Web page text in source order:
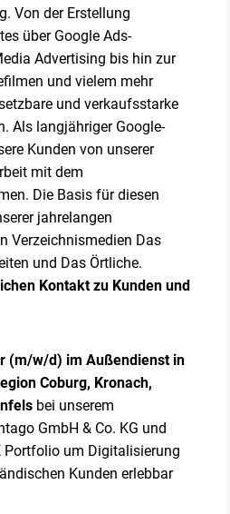
Von der Erstellung
über Google Ads-
Advertising bis hin zur
und vielem mehr
und verkaufsstarke
Als langjähriger Google-
Kunden von unserer
mit dem
Die Basis für diesen
jahrelangen
Verzeichnismedien Das
und Das Örtliche.
Kontakt zu Kunden und
(m/w/d) im Außendienst in
Coburg, Kronach,
bei unserem
GmbH & Co. KG und
Portfolio um Digitalisierung
Kunden erlebbar